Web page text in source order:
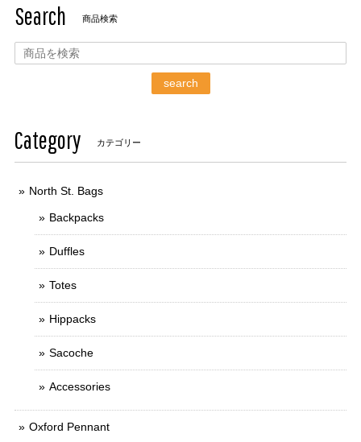
Search 商品検索
search
Category カテゴリー
North St. Bags
Backpacks
Duffles
Totes
Hippacks
Sacoche
Accessories
Oxford Pennant